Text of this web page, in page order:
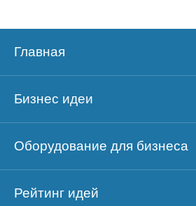
Главная
Бизнес идеи
Оборудование для бизнеса
Рейтинг идей